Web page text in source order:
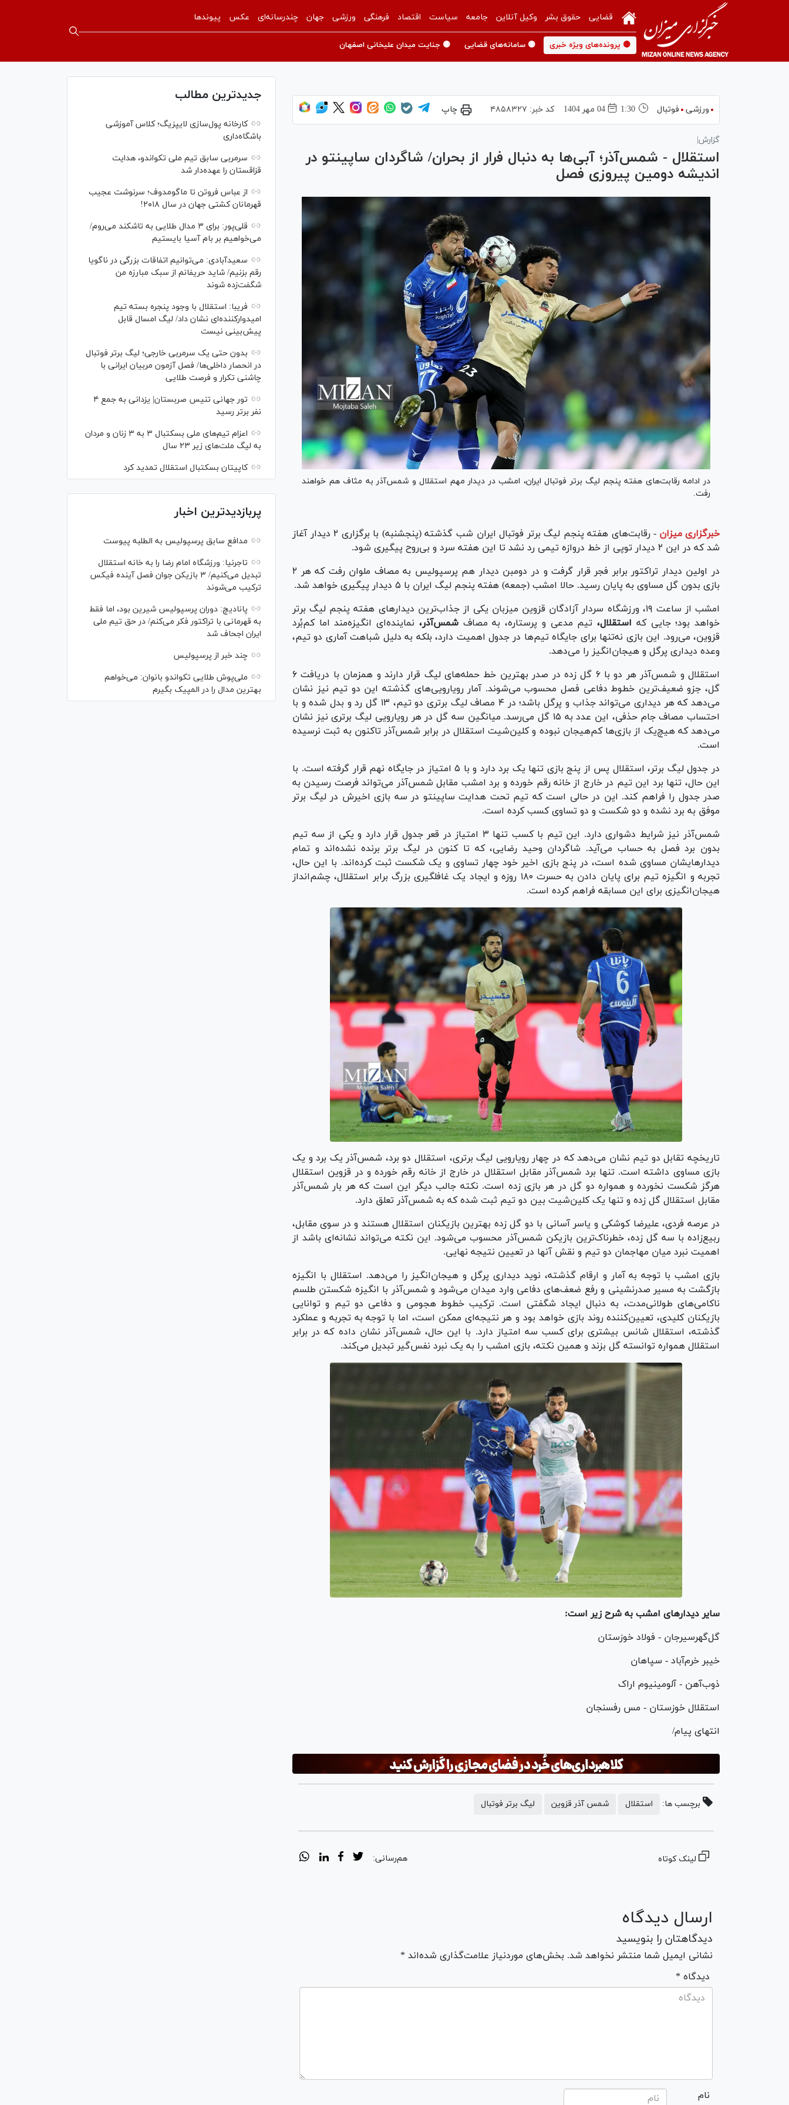
قضایی حقوق بشر وکیل آنلاین جامعه سیاست اقتصاد فرهنگی ورزشی جهان چندرسانه‌ای عکس پیوندها
🟡 پرونده‌های ویژه خبری 🟡 سامانه‌های قضایی 🟡 جنایت میدان علیخانی اصفهان
ورزشی فوتبال 1:30 04 مهر 1404 کد خبر: ۴۸۵۸۳۲۷ چاپ
گزارش|
استقلال - شمس‌آذر؛ آبی‌ها به دنبال فرار از بحران/ شاگردان ساپینتو در
اندیشه دومین پیروزی فصل
در ادامه رقابت‌های هفته پنجم لیگ برتر فوتبال ایران، امشب در دیدار مهم استقلال و شمس‌آذر به مثاف هم خواهند
رفت.
خبرگزاری میزان -
رقابت‌های هفته پنجم لیگ برتر فوتبال ایران شب گذشته (پنجشنبه) با برگزاری ۲ دیدار آغاز
شد که در این ۲ دیدار توپی از خط دروازه تیمی رد نشد تا این هفته سرد و بی‌روح پیگیری شود.
در اولین دیدار تراکتور برابر فجر قرار گرفت و در دومبن دیدار هم پرسپولیس به مصاف ملوان رفت که هر ۲
بازی بدون گل مساوی به پایان رسید. حالا امشب (جمعه) هفته پنجم لیگ ایران با ۵ دیدار پیگیری خواهد شد.
امشب از ساعت ۱۹، ورزشگاه سردار آزادگان قزوین میزبان یکی از جذاب‌ترین دیدارهای هفته پنجم لیگ برتر
خواهد بود؛ جایی که استقلال،تیم مدعی و پرستاره، به مصافشمس‌آذر، نماینده‌ای انگیزه‌مند اما کم‌بُرد
قزوین، می‌رود. این بازی نه‌تنها برای جایگاه تیم‌ها در جدول اهمیت دارد، بلکه به دلیل شباهت آماری دو تیم،
وعده دیداری پرگل و هیجان‌انگیز را می‌دهد.
استقلال و شمس‌آذر هر دو با ۶ گل زده در صدر بهترین خط حمله‌های لیگ قرار دارند و همزمان با دریافت ۶
گل، جزو ضعیف‌ترین خطوط دفاعی فصل محسوب می‌شوند. آمار رویارویی‌های گذشته این دو تیم نیز نشان
می‌دهد که هر دیداری می‌تواند جذاب و پرگل باشد؛ در ۴ مصاف لیگ برتری دو تیم، ۱۳ گل رد و بدل شده و با
احتساب مصاف جام حذفی، این عدد به ۱۵ گل می‌رسد. میانگین سه گل در هر رویارویی لیگ برتری نیز نشان
می‌دهد که هیچ‌یک از بازی‌ها کم‌هیجان نبوده و کلین‌شیت استقلال در برابر شمس‌آذر تاکنون به ثبت نرسیده
است.
در جدول لیگ برتر، استقلال پس از پنج بازی تنها یک برد دارد و با ۵ امتیاز در جایگاه نهم قرار گرفته است. با
این حال، تنها برد این تیم در خارج از خانه رقم خورده و برد امشب مقابل شمس‌آذر می‌تواند فرصت رسیدن به
صدر جدول را فراهم کند. این در حالی است که تیم تحت هدایت ساپینتو در سه بازی اخیرش در لیگ برتر
موفق به برد نشده و دو شکست و دو تساوی کسب کرده است.
شمس‌آذر نیز شرایط دشواری دارد. این تیم با کسب تنها ۳ امتیاز در قعر جدول قرار دارد و یکی از سه تیم
بدون برد فصل به حساب می‌آید. شاگردان وحید رضایی، که تا کنون در لیگ برتر برنده نشده‌اند و تمام
دیدارهایشان مساوی شده است، در پنج بازی اخیر خود چهار تساوی و یک شکست ثبت کرده‌اند. با این حال،
تجربه و انگیزه تیم برای پایان دادن به حسرت ۱۸۰ روزه و ایجاد یک غافلگیری بزرگ برابر استقلال، چشم‌انداز
هیجان‌انگیزی برای این مسابقه فراهم کرده است.
تاریخچه تقابل دو تیم نشان می‌دهد که در چهار رویارویی لیگ برتری، استقلال دو برد، شمس‌آذر یک برد و یک
بازی مساوی داشته است. تنها برد شمس‌آذر مقابل استقلال در خارج از خانه رقم خورده و در قزوین استقلال
هرگز شکست نخورده و همواره دو گل در هر بازی زده است. نکته جالب دیگر این است که هر بار شمس‌آذر
مقابل استقلال گل زده و تنها یک کلین‌شیت بین دو تیم ثبت شده که به شمس‌آذر تعلق دارد.
در عرصه فردی، علیرضا کوشکی و یاسر آسانی با دو گل زده بهترین بازیکنان استقلال هستند و در سوی مقابل،
ربیع‌زاده با سه گل زده، خطرناک‌ترین بازیکن شمس‌آذر محسوب می‌شود. این نکته می‌تواند نشانه‌ای باشد از
اهمیت نبرد میان مهاجمان دو تیم و نقش آنها در تعیین نتیجه نهایی.
بازی امشب با توجه به آمار و ارقام گذشته، نوید دیداری پرگل و هیجان‌انگیز را می‌دهد. استقلال با انگیزه
بازگشت به مسیر صدرنشینی و رفع ضعف‌های دفاعی وارد میدان می‌شود و شمس‌آذر با انگیزه شکستن طلسم
ناکامی‌های طولانی‌مدت، به دنبال ایجاد شگفتی است. ترکیب خطوط هجومی و دفاعی دو تیم و توانایی
بازیکنان کلیدی، تعیین‌کننده روند بازی خواهد بود و هر نتیجه‌ای ممکن است، اما با توجه به تجربه و عملکرد
گذشته، استقلال شانس بیشتری برای کسب سه امتیاز دارد. با این حال، شمس‌آذر نشان داده که در برابر
استقلال همواره توانسته گل بزند و همین نکته، بازی امشب را به یک نبرد نفس‌گیر تبدیل می‌کند.
سایر دیدارهای امشب به شرح زیر است:
گل‌گهرسیرجان - فولاد خوزستان
خیبر خرم‌آباد - سپاهان
ذوب‌آهن - آلومینیوم اراک
استقلال خوزستان - مس رفسنجان
انتهای پیام/
برچسب ها: استقلال شمس آذر قزوین لیگ برتر فوتبال
لینک کوتاه هم‌رسانی:
ارسال دیدگاه
دیدگاهتان را بنویسید
نشانی ایمیل شما منتشر نخواهد شد. بخش‌های موردنیاز علامت‌گذاری شده‌اند *
* دیدگاه
نام
جدیدترین مطالب
کارخانه پول‌سازی لایپزیگ؛ کلاس آموزشی
باشگاه‌داری
سرمربی سابق تیم ملی تکواندو، هدایت
قزاقستان را عهده‌دار شد
از عباس فروتن تا ماگومدوف؛ سرنوشت عجیب
قهرمانان کشتی جهان در سال ۲۰۱۸!
قلی‌پور: برای ۳ مدال طلایی به تاشکند می‌روم/
می‌خواهیم بر بام آسیا بایستیم
سعیدآبادی: می‌توانیم اتفاقات بزرگی در ناگویا
رقم بزنیم/ شاید حریفانم از سبک مبارزه من
شگفت‌زده شوند
فریبا: استقلال با وجود پنجره بسته تیم
امیدوارکننده‌ای نشان داد/ لیگ امسال قابل
پیش‌بینی نیست
بدون حتی یک سرمربی خارجی؛ لیگ برتر فوتبال
در انحصار داخلی‌ها/ فصل آزمون مربیان ایرانی با
چاشنی تکرار و فرصت طلایی
تور جهانی تنیس صربستان| یزدانی به جمع ۴
نفر برتر رسید
اعزام تیم‌های ملی بسکتبال ۳ به ۳ زنان و مردان
به لیگ ملت‌های زیر ۲۳ سال
کاپیتان بسکتبال استقلال تمدید کرد
پربازدیدترین اخبار
مدافع سابق پرسپولیس به الطلبه پیوست
تاجرنیا: ورزشگاه امام رضا را به خانه استقلال
تبدیل می‌کنیم/ ۳ بازیکن جوان فصل آینده فیکس
ترکیب می‌شوند
پانادیچ: دوران پرسپولیس شیرین بود، اما فقط
به قهرمانی با تراکتور فکر می‌کنم/ در حق تیم ملی
ایران اجحاف شد
چند خبر از پرسپولیس
ملی‌پوش‌ طلایی تکواندو بانوان: می‌خواهم
بهترین مدال را در المپیک بگیرم